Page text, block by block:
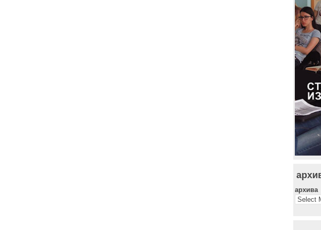
архива